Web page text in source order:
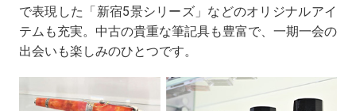
で表現した「新宿5景シリーズ」などのオリジナルアイ
テムも充実。中古の貴重な筆記具も豊富で、一期一会の
出会いも楽しみのひとつです。